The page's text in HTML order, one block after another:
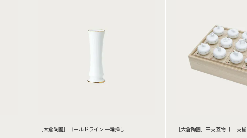
［大倉陶園］ゴールドライン 一輪挿し ［大倉陶園］干支蓋物 十二支揃